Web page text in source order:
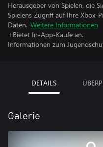
Herausgeber von Spielen, die
Spielens Zugriff auf Ihre Xbox-
Daten. Weitere Informationen
+Bietet In-App-Käufe an.
Informationen zum
DETAILS
Galerie